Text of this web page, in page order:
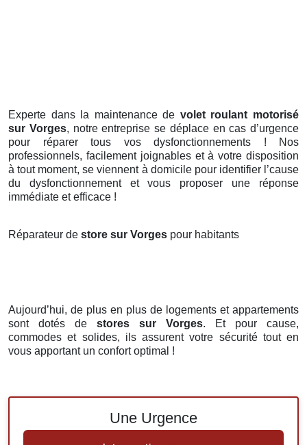
Experte dans la maintenance de volet roulant motorisé
sur Vorges, notre entreprise se déplace en cas d’urgence
pour réparer tous vos dysfonctionnements ! Nos
professionnels, facilement joignables et à votre disposition
à tout moment, se viennent à domicile pour identifier l’cause
du dysfonctionnement et vous proposer une réponse
immédiate et efficace !
Réparateur de store sur Vorges pour habitants
Aujourd’hui, de plus en plus de logements et appartements
sont dotés de stores sur Vorges. Et pour cause,
commodes et solides, ils assurent votre sécurité tout en
vous apportant un confort optimal !
Une Urgence